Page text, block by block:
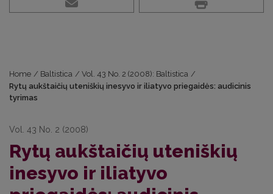
Home / Baltistica / Vol. 43 No. 2 (2008): Baltistica /
Rytų aukštaičių uteniškių inesyvo ir iliatyvo priegaidės: audicinis
tyrimas
Vol. 43 No. 2 (2008)
Rytų aukštaičių uteniškių
inesyvo ir iliatyvo